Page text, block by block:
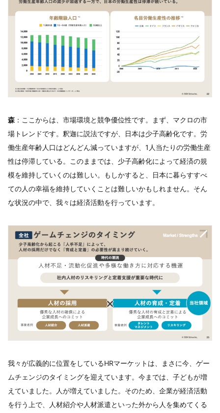
森 ：ここからは、市場環境と競争優位性です。まず、マクロの市
場トレンドです。釈迦に説法ですが、日本は少子高齢化です。労
働生産年齢人口はどんどん減っていますが、1人当たりの労働生産
性は停滞している。このままでは、少子高齢化によって経済の規
模を維持していくのは難しい。もしかすると、日本に暮らすすべ
ての人の幸福を維持していくことは難しいかもしれません。そん
な状況の中で、我々は経済活動を行っています。
我々が広義的に位置をしているHRマーケットは、まさに今、ゲー
ムチェンジのタイミングを迎えています。今までは、子どもが増
えていました。人が増えていました。そのため、企業が経済活動
を行う上で、人材紹介や人材派遣といった外から人を集めてくる